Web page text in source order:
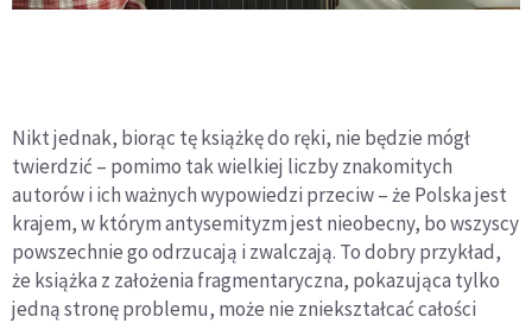
Nikt jednak, biorąc tę książkę do ręki, nie będzie mógł
twierdzić – pomimo tak wielkiej liczby znakomitych
autorów i ich ważnych wypowiedzi przeciw – że Polska jest
krajem, w którym antysemityzm jest nieobecny, bo wszyscy
powszechnie go odrzucają i zwalczają. To dobry przykład,
że książka z założenia fragmentaryczna, pokazująca tylko
jedną stronę problemu, może nie zniekształcać całości